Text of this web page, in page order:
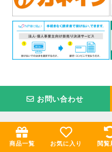
お問い合わせ
お買い物ガイド
卸売ドットコムとは
商品一覧 お気に入り 閲覧